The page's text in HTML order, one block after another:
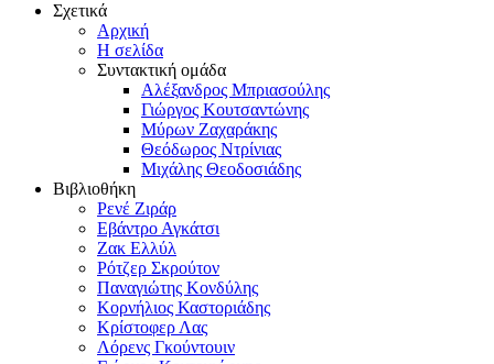
Σχετικά
Αρχική
Η σελίδα
Συντακτική ομάδα
Αλέξανδρος Μπριασούλης
Γιώργος Κουτσαντώνης
Μύρων Ζαχαράκης
Θεόδωρος Ντρίνιας
Μιχάλης Θεοδοσιάδης
Βιβλιοθήκη
Ρενέ Ζιράρ
Εβάντρο Αγκάτσι
Ζακ Ελλύλ
Ρότζερ Σκρούτον
Παναγιώτης Κονδύλης
Κορνήλιος Καστοριάδης
Κρίστοφερ Λας
Λόρενς Γκούντουιν